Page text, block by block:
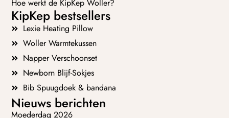
Hoe werkt de KipKep Woller?
KipKep bestsellers
Lexie Heating Pillow
Woller Warmtekussen
Napper Verschoonset
Newborn Blijf-Sokjes
Bib Spuugdoek & bandana
Nieuws berichten
Moederdag 2026